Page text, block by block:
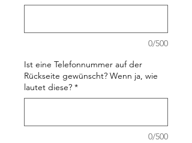
0/500
Ist eine Telefonnummer auf der
Rückseite gewünscht? Wenn ja, wie
lautet diese? *
0/500